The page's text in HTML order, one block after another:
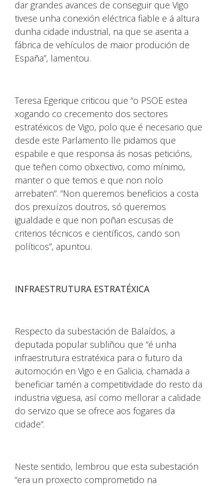
dar grandes avances de conseguir que Vigo
tivese unha conexión eléctrica fiable e á altura
dunha cidade industrial, na que se asenta a
fábrica de vehículos de maior produción de
España”, lamentou.
Teresa Egerique criticou que “o PSOE estea
xogando co crecemento dos sectores
estratéxicos de Vigo, polo que é necesario que
desde este Parlamento lle pidamos que
espabile e que responsa ás nosas peticións,
que teñen como obxectivo, como mínimo,
manter o que temos e que non nolo
arrebaten”. “Non queremos beneficios a costa
dos prexuízos doutros, só queremos
igualdade e que non poñan escusas de
criterios técnicos e científicos, cando son
políticos”, apuntou.
INFRAESTRUTURA ESTRATÉXICA
Respecto da subestación de Balaídos, a
deputada popular subliñou que “é unha
infraestrutura estratéxica para o futuro da
automoción en Vigo e en Galicia, chamada a
beneficiar tamén a competitividade do resto da
industria viguesa, así como mellorar a calidade
do servizo que se ofrece aos fogares da
cidade”.
Neste sentido, lembrou que esta subestación
“era un proxecto comprometido na